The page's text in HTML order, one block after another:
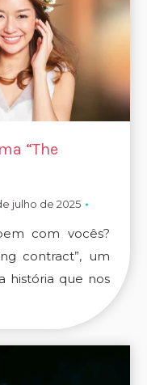
“The
julho de 2025
com vocês?
contract”, um
história que nos